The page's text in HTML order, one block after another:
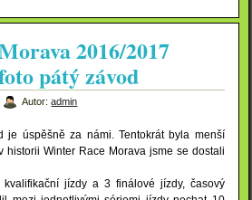
2016/2017
pátý závod
Autor: admin
je úspěšně za námi. Tentokrát byla menší
historii Winter Race Morava jsme se dostali
jízdy a 3 finálové jízdy, časový